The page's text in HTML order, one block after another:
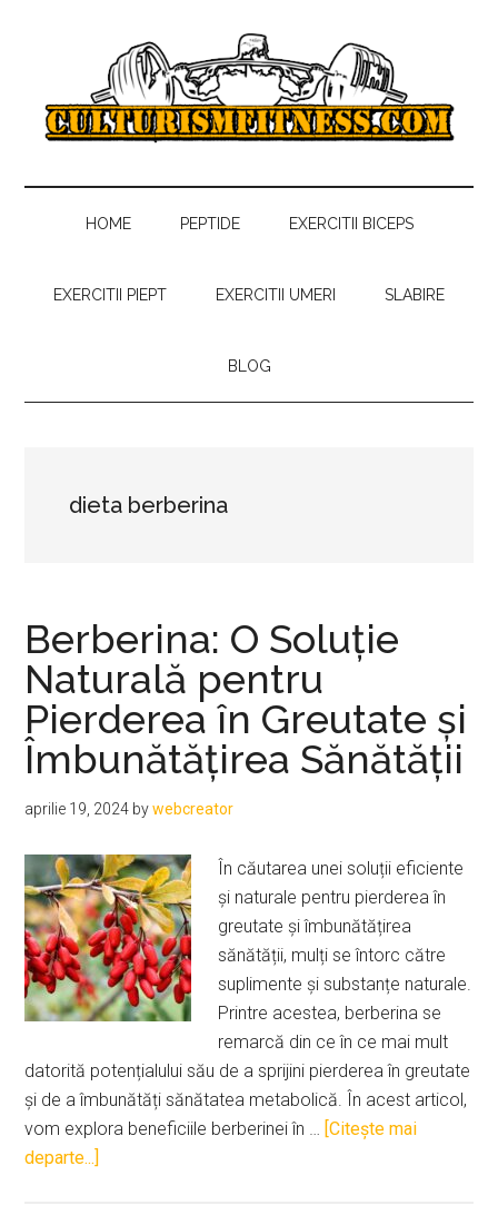
content
sidebar
Culturism
Fitness
alimentar,
fitness
HOME PEPTIDE EXERCITII BICEPS
EXERCITII PIEPT EXERCITII UMERI SLABIRE
BLOG
dieta berberina
Berberina: O Soluție
Naturală pentru
Pierderea în Greutate și
Îmbunătățirea Sănătății
aprilie 19, 2024 bywebcreator
În căutarea unei soluții eficiente
și naturale pentru pierderea în
greutate și îmbunătățirea
sănătății, mulți se întorc către
suplimente și substanțe naturale.
Printre acestea, berberina se
remarcă din ce în ce mai mult
datorită potențialului său de a sprijini pierderea în greutate
și de a îmbunătăți sănătatea metabolică. În acest articol,
vom explora beneficiile berberinei în … [Citeşte mai
departe...]